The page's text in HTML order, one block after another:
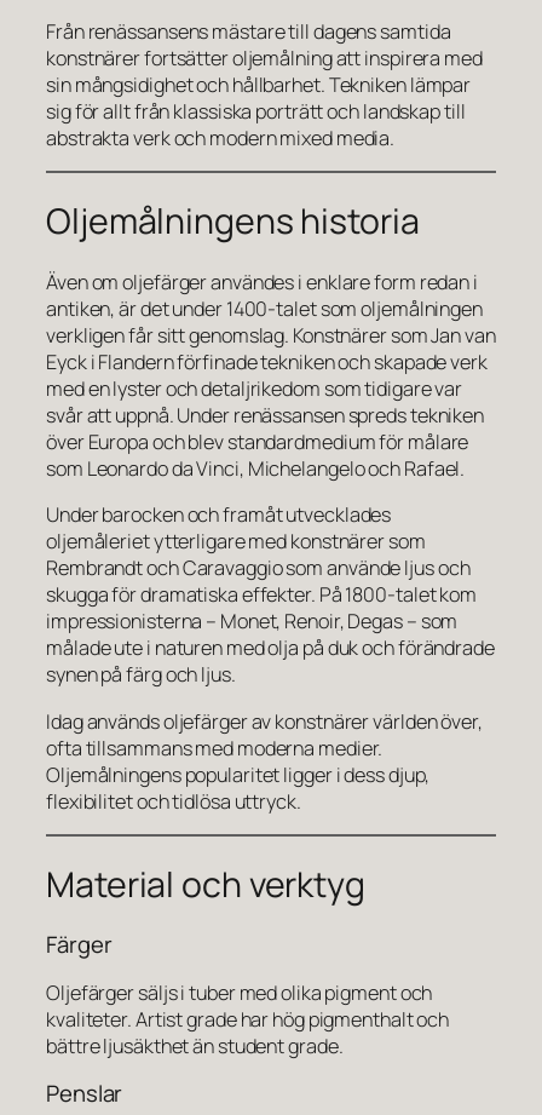
Från renässansens mästare till dagens samtida
konstnärer fortsätter oljemålning att inspirera med
sin mångsidighet och hållbarhet. Tekniken lämpar
sig för allt från klassiska porträtt och landskap till
abstrakta verk och modern mixed media.
Oljemålningens historia
Även om oljefärger användes i enklare form redan i
antiken, är det under 1400-talet som oljemålningen
verkligen får sitt genomslag. Konstnärer som Jan van
Eyck i Flandern förfinade tekniken och skapade verk
med en lyster och detaljrikedom som tidigare var
svår att uppnå. Under renässansen spreds tekniken
över Europa och blev standardmedium för målare
som Leonardo da Vinci, Michelangelo och Rafael.
Under barocken och framåt utvecklades
oljemåleriet ytterligare med konstnärer som
Rembrandt och Caravaggio som använde ljus och
skugga för dramatiska effekter. På 1800-talet kom
impressionisterna – Monet, Renoir, Degas – som
målade ute i naturen med olja på duk och förändrade
synen på färg och ljus.
Idag används oljefärger av konstnärer världen över,
ofta tillsammans med moderna medier.
Oljemålningens popularitet ligger i dess djup,
flexibilitet och tidlösa uttryck.
Material och verktyg
Färger
Oljefärger säljs i tuber med olika pigment och
kvaliteter. Artist grade har hög pigmenthalt och
bättre ljusäkthet än student grade.
Penslar